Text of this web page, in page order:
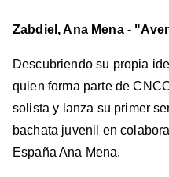
Zabdiel, Ana Mena -
Descubriendo su propia
quien forma parte de
solista y lanza su primer
bachata juvenil en
España Ana Mena.